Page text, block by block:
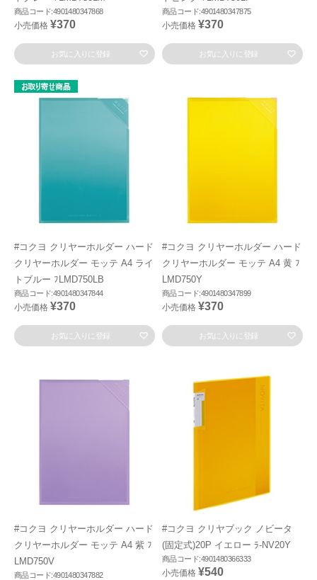
商品コード:4901480347868
小売価格 ¥370
お気に入りに登録
商品コード:4901480347875
小売価格 ¥370
お気に入りに登録
#コクヨ クリヤーホルダー ハード
クリヤーホルダー モッテ A4 ライ
トブルー ﾌLMD750LB
商品コード:4901480347844
小売価格 ¥370
お気に入りに登録
#コクヨ クリヤーホルダー ハード
クリヤーホルダー モッテ A4 黄 ﾌ
LMD750Y
商品コード:4901480347899
小売価格 ¥370
お気に入りに登録
#コクヨ クリヤーホルダー ハード
クリヤーホルダー モッテ A4 紫 ﾌ
LMD750V
商品コード:4901480347882
#コクヨ クリヤブック ノビータ
(固定式)20P イエロー ﾗ-NV20Y
商品コード:4901480366333
小売価格 ¥540